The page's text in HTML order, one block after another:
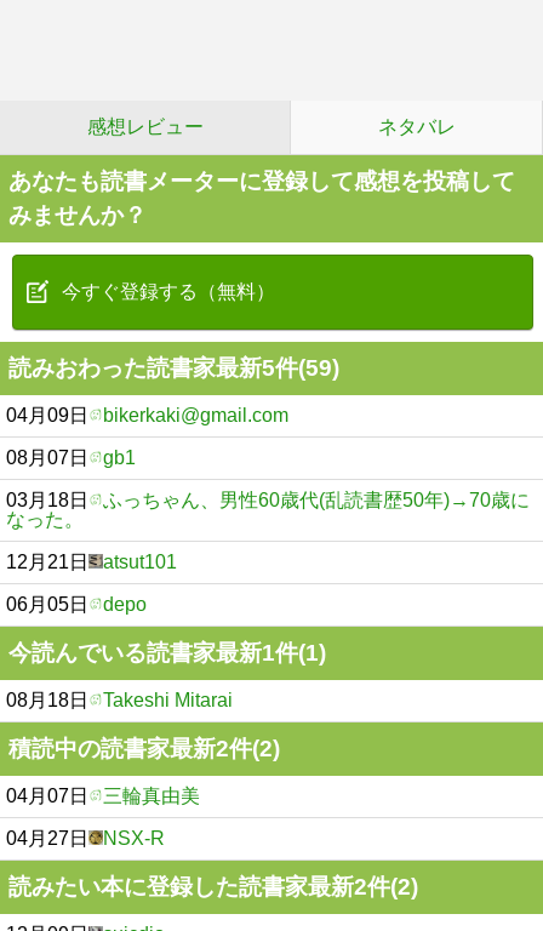
感想レビュー ネタバレ
あなたも読書メーターに登録して感想を投稿して
みませんか？
今すぐ登録する（無料）
読みおわった読書家最新5件(59)
04月09日 bikerkaki@gmail.com
08月07日 gb1
03月18日
ふっちゃん、男性60歳代(乱読書歴50年)→70歳に
なった。
12月21日 atsut101
06月05日 depo
今読んでいる読書家最新1件(1)
08月18日 Takeshi Mitarai
積読中の読書家最新2件(2)
04月07日 三輪真由美
04月27日 NSX-R
読みたい本に登録した読書家最新2件(2)